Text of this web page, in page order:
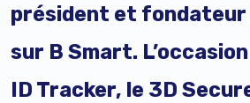
président et fondateur
sur B Smart.
ID Tracker, le 3D